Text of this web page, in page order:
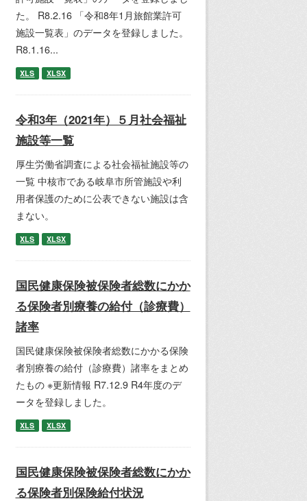
た。 R8.2.16 「令和8年1月旅館業許可
施設一覧表」のデータを登録しました。
R8.1.16...
XLS XLSX
令和3年（2021年）５月社会福祉
施設等一覧
厚生労働省調査による社会福祉施設等の
一覧 中核市である岐阜市所管施設や利
用者保護のために公表できない施設は含
まない。
XLS XLSX
国民健康保険被保険者総数にかか
る保険者別療養の給付（診療費）
諸率
国民健康保険被保険者総数にかかる保険
者別療養の給付（診療費）諸率をまとめ
たもの ※更新情報 R7.12.9 R4年度のデ
ータを登録しました。
XLS XLSX
国民健康保険被保険者総数にかか
る保険者別保険給付状況